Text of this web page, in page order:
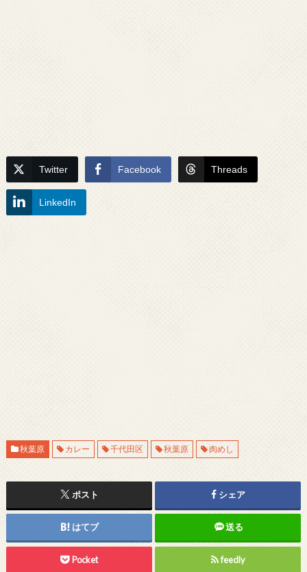
Twitter Facebook Threads
LinkedIn
秋葉原 カレー 千代田区 秋葉原 肉めし
ポスト シェア
はてブ 送る
Pocket feedly